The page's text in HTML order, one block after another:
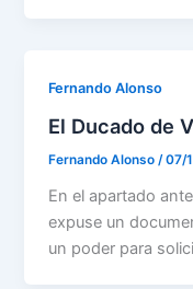
Fernando Alonso
El Ducado de
Fernando Alonso /07/
En el apartado
expuse un
un poder para